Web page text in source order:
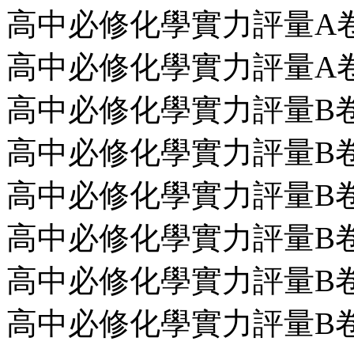
高中必修化學實力評量A
高中必修化學實力評量A
高中必修化學實力評量B
高中必修化學實力評量B
高中必修化學實力評量B
高中必修化學實力評量B
高中必修化學實力評量B
高中必修化學實力評量B